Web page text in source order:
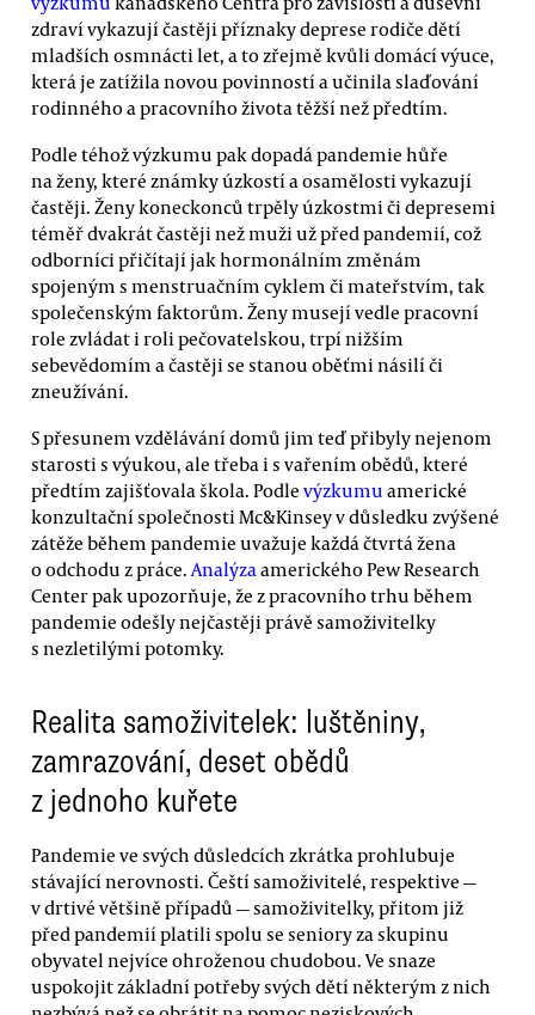
zdraví vykazují častěji příznaky deprese rodiče dětí
mladších osmnácti let, a to zřejmě kvůli domácí výuce,
která je zatížila novou povinností a učinila slaďování
rodinného a pracovního života těžší než předtím.
Podle téhož výzkumu pak dopadá pandemie hůře
na ženy, které známky úzkostí a osamělosti vykazují
častěji. Ženy koneckonců trpěly úzkostmi či depresemi
téměř dvakrát častěji než muži už před pandemií, což
odborníci přičítají jak hormonálním změnám
spojeným s menstruačním cyklem či mateřstvím, tak
společenským faktorům. Ženy musejí vedle pracovní
role zvládat i roli pečovatelskou, trpí nižším
sebevědomím a častěji se stanou oběťmi násilí či
zneužívání.
S přesunem vzdělávání domů jim teď přibyly nejenom
starosti s výukou, ale třeba i s vařením obědů, které
předtím zajišťovala škola. Podle výzkumu americké
konzultační společnosti Mc&Kinsey v důsledku zvýšené
zátěže během pandemie uvažuje každá čtvrtá žena
o odchodu z práce.Analýzaamerického Pew Research
Center pak upozorňuje, že z pracovního trhu během
pandemie odešly nejčastěji právě samoživitelky
s nezletilými potomky.
Realita samoživitelek: luštěniny,
zamrazování, deset obědů
z jednoho kuřete
Pandemie ve svých důsledcích zkrátka prohlubuje
stávající nerovnosti. Čeští samoživitelé, respektive —
v drtivé většině případů — samoživitelky, přitom již
před pandemií platili spolu se seniory za skupinu
obyvatel nejvíce ohroženou chudobou. Ve snaze
uspokojit základní potřeby svých dětí některým z nich